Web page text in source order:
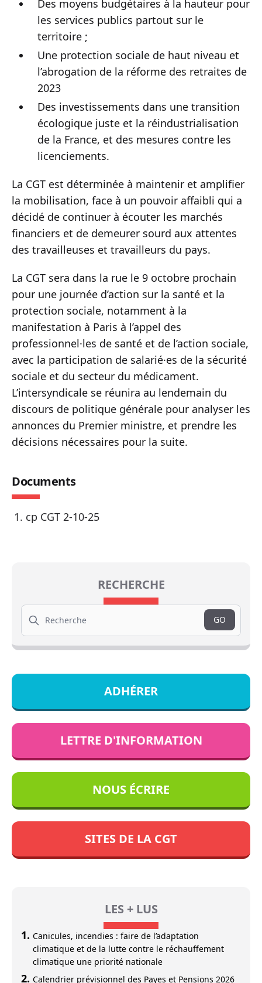
Des moyens budgétaires à la hauteur pour
les services publics partout sur le
territoire ;
Une protection sociale de haut niveau et
l’abrogation de la réforme des retraites de
2023
Des investissements dans une transition
écologique juste et la réindustrialisation
de la France, et des mesures contre les
licenciements.
La CGT est déterminée à maintenir et amplifier
la mobilisation, face à un pouvoir affaibli qui a
décidé de continuer à écouter les marchés
financiers et de demeurer sourd aux attentes
des travailleuses et travailleurs du pays.
La CGT sera dans la rue le 9 octobre prochain
pour une journée d’action sur la santé et la
protection sociale, notamment à la
manifestation à Paris à l’appel des
professionnel·les de santé et de l’action sociale,
avec la participation de salarié·es de la sécurité
sociale et du secteur du médicament.
L’intersyndicale se réunira au lendemain du
discours de politique générale pour analyser les
annonces du Premier ministre, et prendre les
décisions nécessaires pour la suite.
Documents
cp CGT 2-10-25
RECHERCHE
Search
GO
ADHÉRER
LETTRE D'INFORMATION
NOUS ÉCRIRE
SITES DE LA CGT
LES + LUS
Canicules, incendies : faire de l’adaptation
climatique et de la lutte contre le réchauffement
climatique une priorité nationale
Calendrier prévisionnel des Payes et Pensions 2026